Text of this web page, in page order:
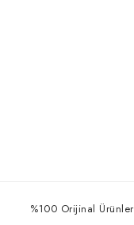
%100 Orijinal Ürünler